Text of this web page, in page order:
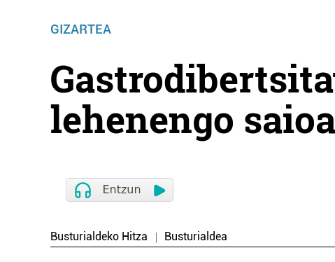
GIZARTEA
lehenengo
Busturialdeko Hitza Busturialdea